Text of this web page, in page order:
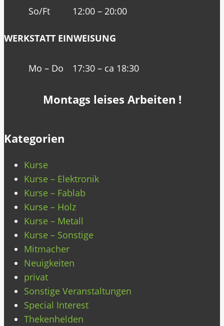
So/Ft 12:00 – 20:00
WERKSTATT EINWEISUNG
Mo – Do 17:30 – ca 18:30
Montags leises Arbeiten !
Kategorien
Kurse
Kurse – Elektronik
Kurse – Fablab
Kurse – Holz
Kurse – Metall
Kurse – Sonstige
Mitmacher
Neuigkeiten
privat
Sonstige Veranstaltungen
Special Interest
Thekenhelden